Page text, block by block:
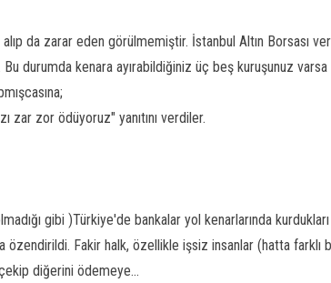
alıp da zarar eden görülmemiştir. İstanbul Altın Borsası
durumda kenara ayırabildiğiniz üç beş kuruşunuz varsa
zar zor ödüyoruz" yanıtını verdiler.
gibi )Türkiye'de bankalar yol kenarlarında
özendirildi. Fakir halk, özellikle işsiz insanlar (hatta farklı
diğerini ödemeye...